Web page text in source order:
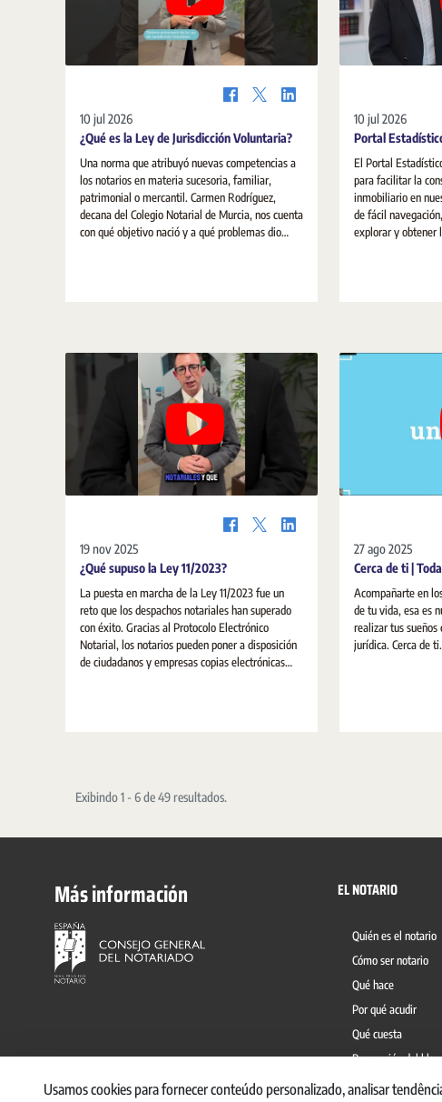
10 jul 2026
¿Qué es la Ley de Jurisdicción Voluntaria?
Una norma que atribuyó nuevas competencias a
los notarios en materia sucesoria, familiar,
patrimonial o mercantil. Carmen Rodríguez,
decana del Colegio Notarial de Murcia, nos cuenta
con qué objetivo nació y a qué problemas dio
10 jul 2026
Portal
El Portal
para facilitar la
inmobiliario en
de fácil
explorar y obtener
19 nov 2025
¿Qué supuso la Ley 11/2023?
La puesta en marcha de la Ley 11/2023 fue un
reto que los despachos notariales han superado
con éxito. Gracias al Protocolo Electrónico
Notarial, los notarios pueden poner a disposición
de ciudadanos y empresas copias electrónicas
27 ago 2025
Cerca de ti |
Acompañarte en
de tu vida, esa es
realizar tus sueños
jurídica.
Exibindo 1 - 6 de 49 resultados.
Más información EL NOTARIO
Quién es el notario
Cómo ser notario
Qué hace
Por qué acudir
Qué cuesta
Prevención del
Usamos cookies para fornecer conteúdo personalizado, analisar